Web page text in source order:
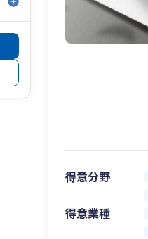
得意分野
得意業種